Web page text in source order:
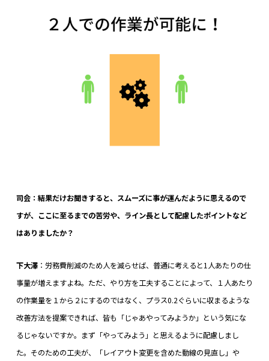
司会：結果だけお聞きすると、スムーズに事が運んだように思えるので
すが、ここに至るまでの苦労や、ライン長として配慮したポイントなど
はありましたか？
下大澤：労務費削減のため人を減らせば、普通に考えると1人あたりの仕
事量が増えますよね。ただ、やり方を工夫することによって、１人あたり
の作業量を１から２にするのではなく、プラス0.2ぐらいに収まるような
改善方法を提案できれば、皆も「じゃあやってみようか」という気にな
るじゃないですか。まず「やってみよう」と思えるように配慮しまし
た。そのための工夫が、「レイアウト変更を含めた動線の見直し」や